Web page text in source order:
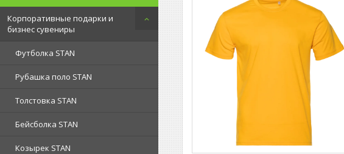
Корпоративные подарки и
бизнес сувениры
Футболка STAN
Рубашка поло STAN
Толстовка STAN
Бейсболка STAN
Козырек STAN